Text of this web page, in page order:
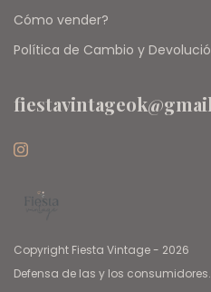
Cómo vender?
Política de Cambio y
Copyright Fiesta Vintage - 2026
Defensa de las y los